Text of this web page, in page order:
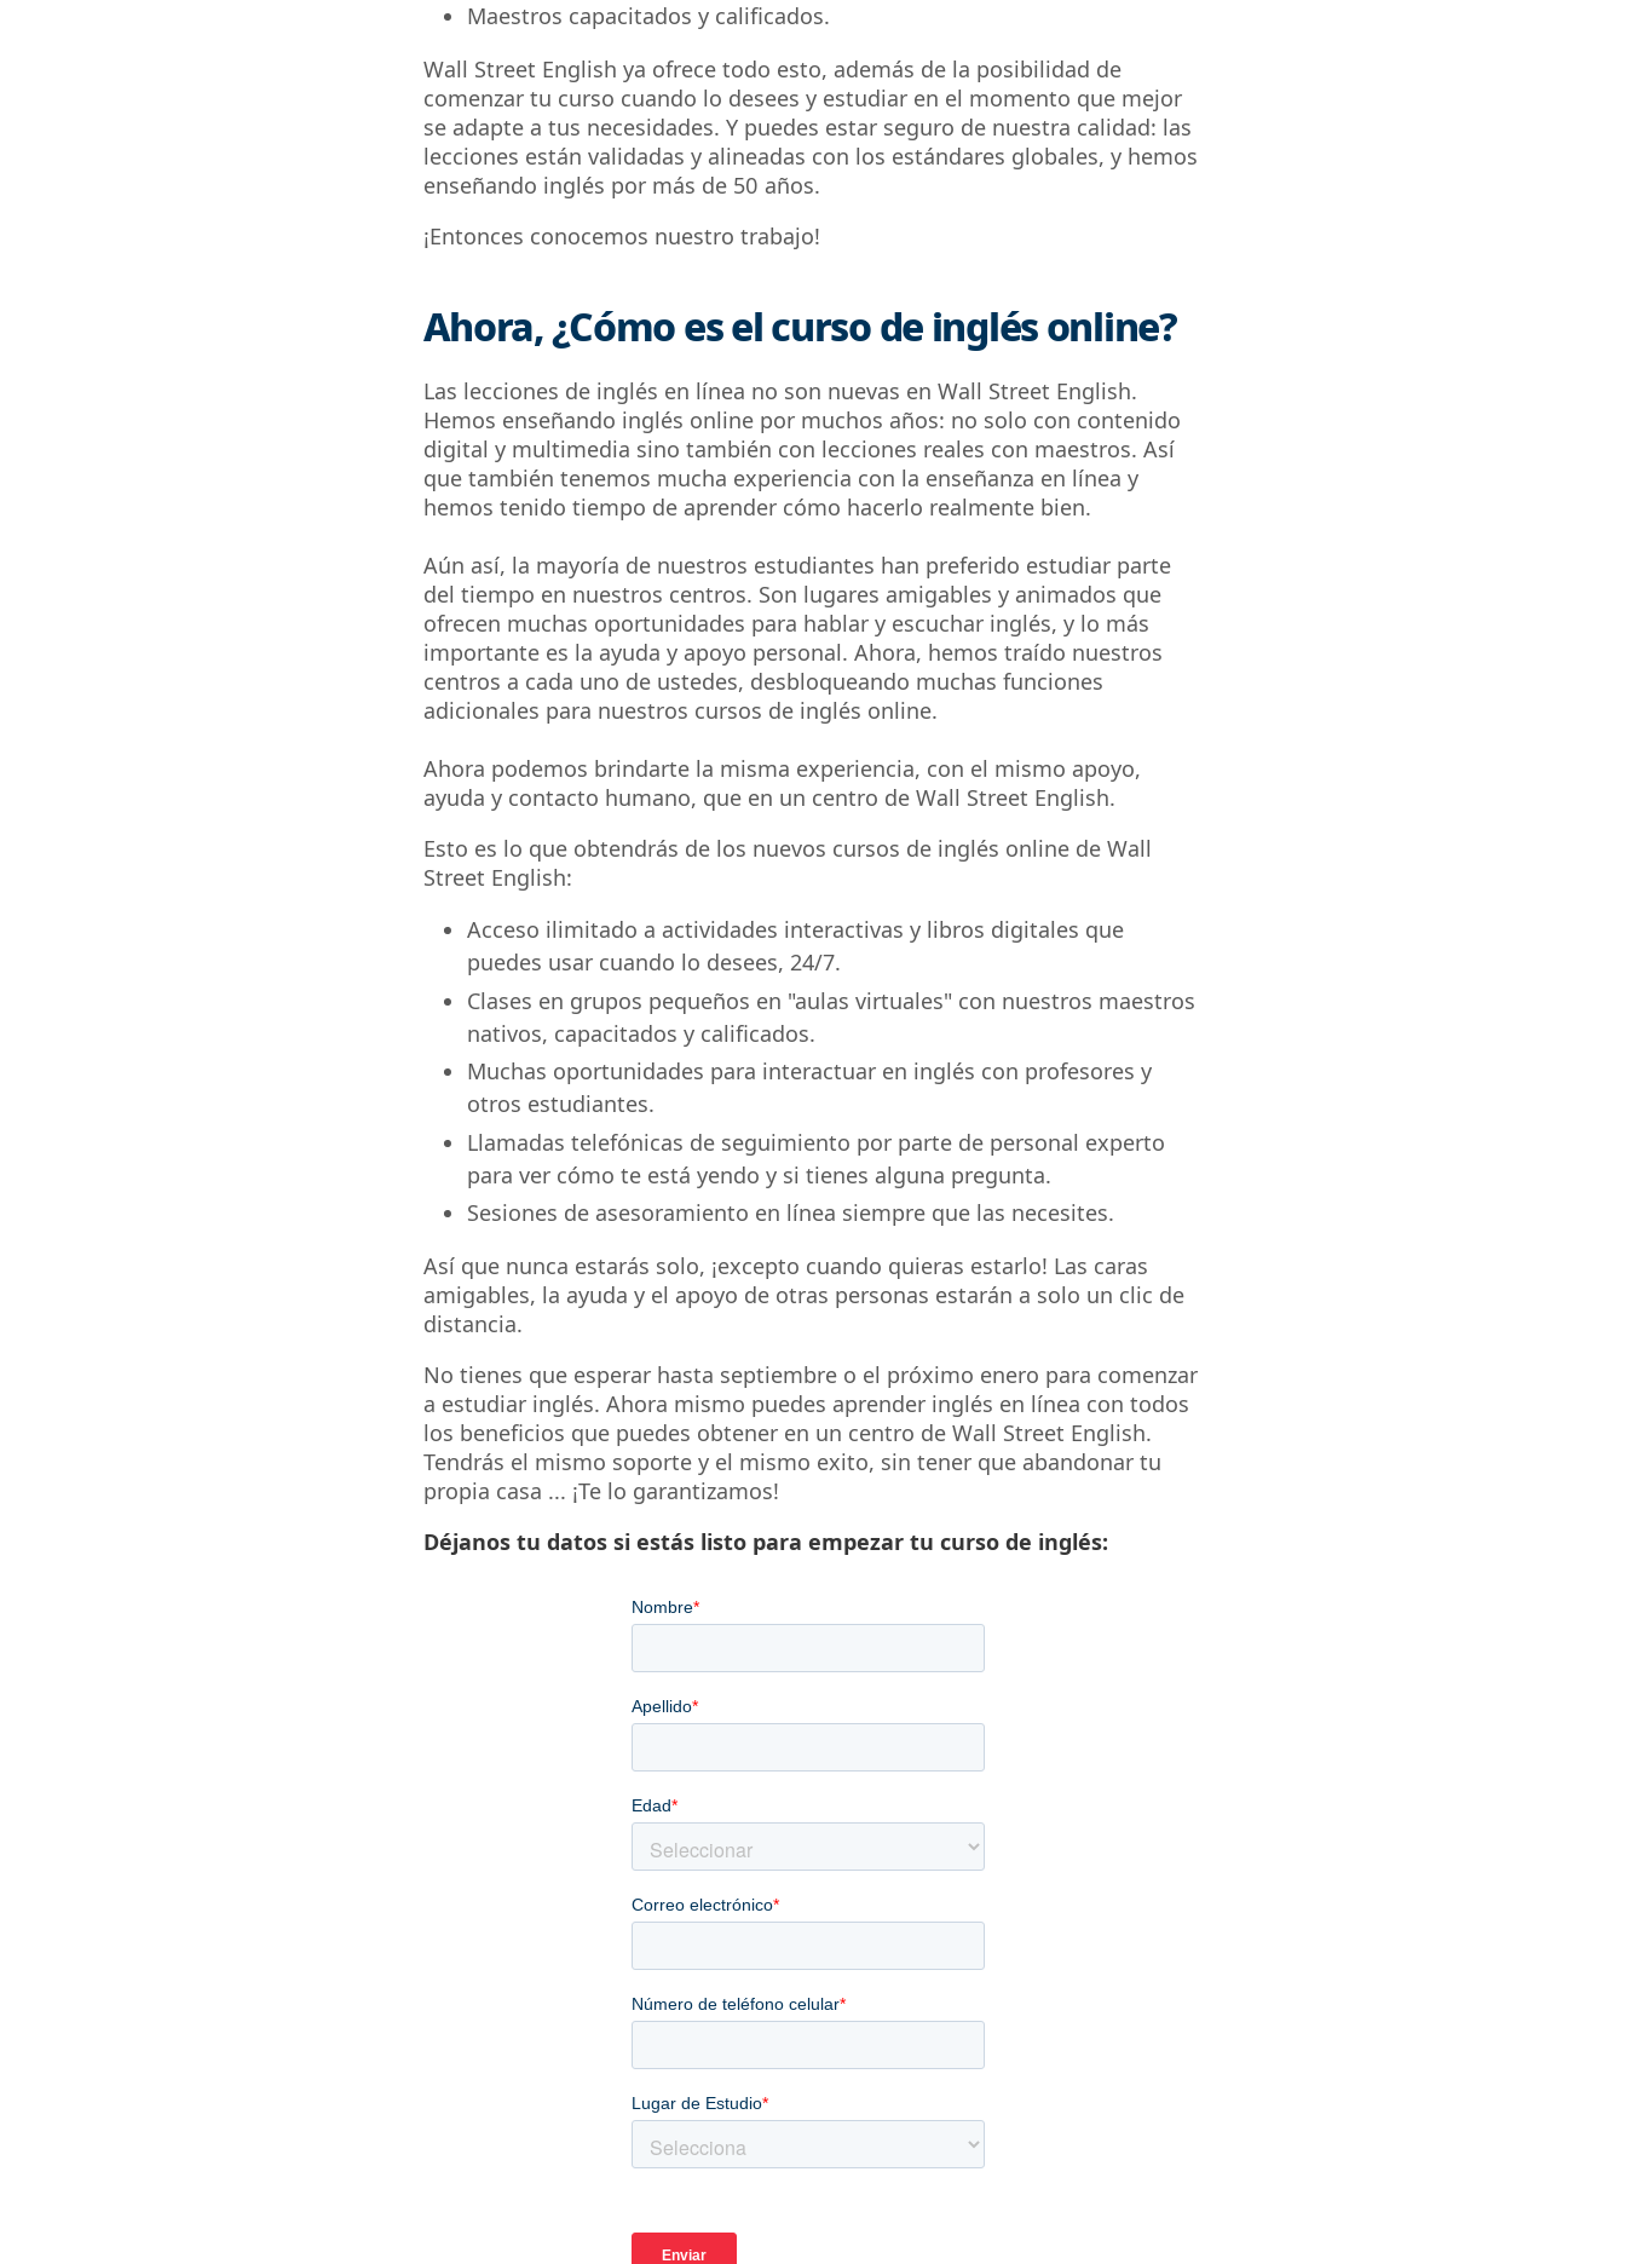
Maestros capacitados y calificados.
Wall Street English ya ofrece todo esto, además de la posibilidad de
comenzar tu curso cuando lo desees y estudiar en el momento que mejor
se adapte a tus necesidades. Y puedes estar seguro de nuestra calidad: las
lecciones están validadas y alineadas con los estándares globales, y hemos
enseñando inglés por más de 50 años.
¡Entonces conocemos nuestro trabajo!
Ahora, ¿Cómo es el curso de inglés online?
Las lecciones de inglés en línea no son nuevas en Wall Street English.
Hemos enseñando inglés online por muchos años: no solo con contenido
digital y multimedia sino también con lecciones reales con maestros. Así
que también tenemos mucha experiencia con la enseñanza en línea y
hemos tenido tiempo de aprender cómo hacerlo realmente bien.
Aún así, la mayoría de nuestros estudiantes han preferido estudiar parte
del tiempo en nuestros centros. Son lugares amigables y animados que
ofrecen muchas oportunidades para hablar y escuchar inglés, y lo más
importante es la ayuda y apoyo personal. Ahora, hemos traído nuestros
centros a cada uno de ustedes, desbloqueando muchas funciones
adicionales para nuestros cursos de inglés online.
Ahora podemos brindarte la misma experiencia, con el mismo apoyo,
ayuda y contacto humano, que en un centro de Wall Street English.
Esto es lo que obtendrás de los nuevos cursos de inglés online de Wall
Street English:
Acceso ilimitado a actividades interactivas y libros digitales que
puedes usar cuando lo desees, 24/7.
Clases en grupos pequeños en "aulas virtuales" con nuestros maestros
nativos, capacitados y calificados.
Muchas oportunidades para interactuar en inglés con profesores y
otros estudiantes.
Llamadas telefónicas de seguimiento por parte de personal experto
para ver cómo te está yendo y si tienes alguna pregunta.
Sesiones de asesoramiento en línea siempre que las necesites.
Así que nunca estarás solo, ¡excepto cuando quieras estarlo! Las caras
amigables, la ayuda y el apoyo de otras personas estarán a solo un clic de
distancia.
No tienes que esperar hasta septiembre o el próximo enero para comenzar
a estudiar inglés. Ahora mismo puedes aprender inglés en línea con todos
los beneficios que puedes obtener en un centro de Wall Street English.
Tendrás el mismo soporte y el mismo exito, sin tener que abandonar tu
propia casa ... ¡Te lo garantizamos!
Déjanos tu datos si estás listo para empezar tu curso de inglés: